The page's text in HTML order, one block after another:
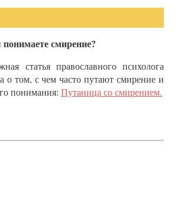
смирение?
статья православного психолога
о том, с чем часто путают смирение и
понимания: Путаница со смирением.